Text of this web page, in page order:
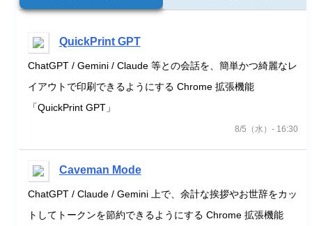
QuickPrint GPT
ChatGPT / Gemini / Claude 等との会話を、簡単かつ綺麗なレ
イアウトで印刷できるようにする Chrome 拡張機能
「QuickPrint GPT」
8/5（水）- 16:30
Caveman Mode
ChatGPT / Claude / Gemini 上で、余計な挨拶やお世辞をカッ
トしてトークンを節約できるようにする Chrome 拡張機能